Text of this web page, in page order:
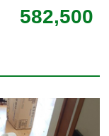
582,500